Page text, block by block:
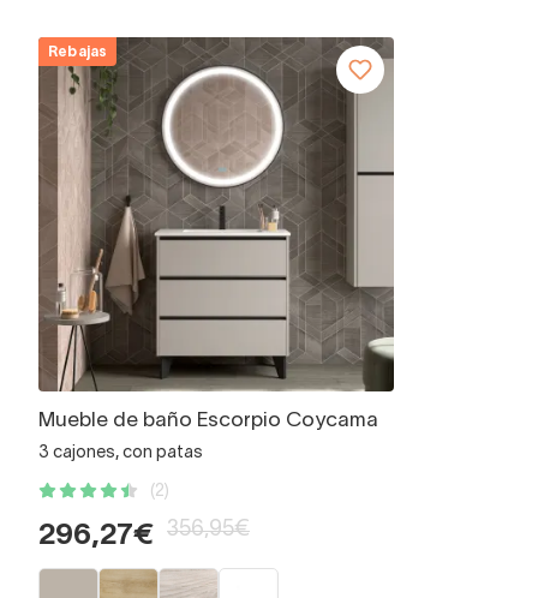
Rebajas
Mueble de baño Escorpio Coycama
3 cajones, con patas
(2)
296,27€ 356,95€